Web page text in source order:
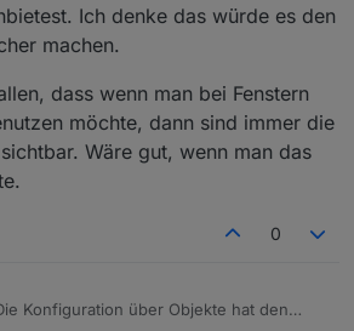
forum.iobroker.net/post/493843
Ich denke das würde es den
machen.
dass wenn man bei Fenstern
möchte, dann sind immer die
Wäre gut, wenn man das
0
Konfiguration über Objekte hat den